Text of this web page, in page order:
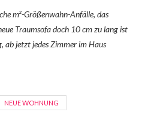
m²-Größenwahn-Anfälle, das
Traumsofa doch 10 cm zu lang ist
ab jetzt jedes Zimmer im Haus
NEUE WOHNUNG